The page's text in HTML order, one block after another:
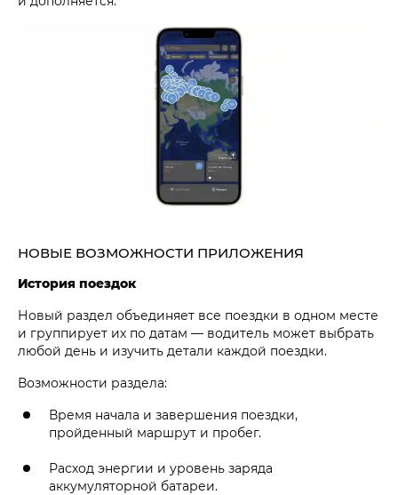
НОВЫЕ ВОЗМОЖНОСТИ ПРИЛОЖЕНИЯ
История поездок
Новый раздел объединяет все поездки в одном месте
и группирует их по датам — водитель может выбрать
любой день и изучить детали каждой поездки.
Возможности раздела:
Время начала и завершения поездки,
пройденный маршрут и пробег.
Расход энергии и уровень заряда
аккумуляторной батареи.